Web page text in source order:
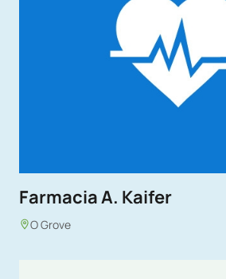
Farmacia A. Kaifer
O Grove